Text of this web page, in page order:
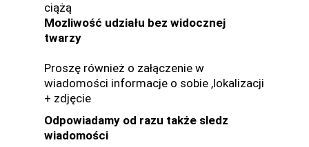
ciążą
Mozliwość udziału bez widocznej
twarzy
Proszę również o załączenie w
wiadomości informacje o sobie ,lokalizacji
+ zdjęcie
Odpowiadamy od razu także sledz
wiadomości